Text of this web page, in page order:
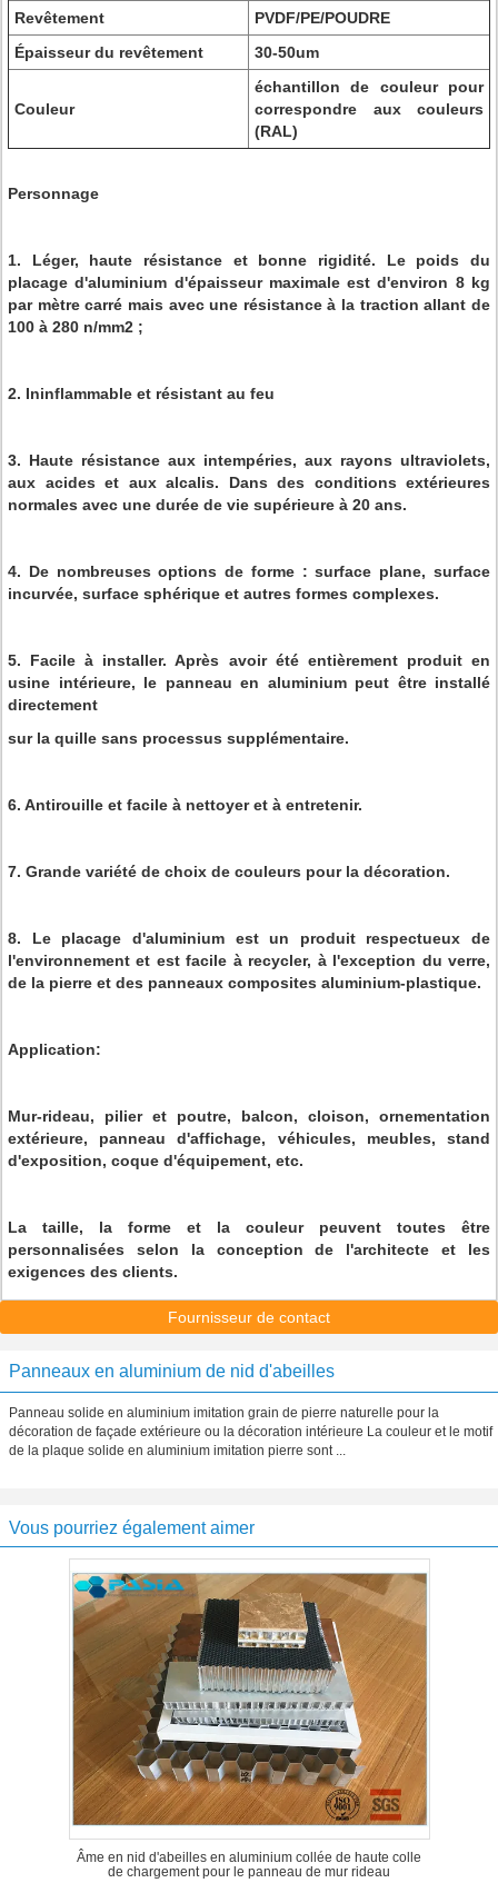
Revêtement
PVDF/PE/POUDRE
Épaisseur du revêtement
30-50um
Couleur
échantillon de couleur pour
correspondre aux couleurs
(RAL)
Personnage
1. Léger, haute résistance et bonne rigidité. Le poids du
placage d'aluminium d'épaisseur maximale est d'environ 8 kg
par mètre carré mais avec une résistance à la traction allant de
100 à 280 n/mm2 ;
2. Ininflammable et résistant au feu
3. Haute résistance aux intempéries, aux rayons ultraviolets,
aux acides et aux alcalis. Dans des conditions extérieures
normales avec une durée de vie supérieure à 20 ans.
4. De nombreuses options de forme : surface plane, surface
incurvée, surface sphérique et autres formes complexes.
5. Facile à installer. Après avoir été entièrement produit en
usine intérieure, le panneau en aluminium peut être installé
directement
sur la quille sans processus supplémentaire.
6. Antirouille et facile à nettoyer et à entretenir.
7. Grande variété de choix de couleurs pour la décoration.
8. Le placage d'aluminium est un produit respectueux de
l'environnement et est facile à recycler, à l'exception du verre,
de la pierre et des panneaux composites aluminium-plastique.
Application:
Mur-rideau, pilier et poutre, balcon, cloison, ornementation
extérieure, panneau d'affichage, véhicules, meubles, stand
d'exposition, coque d'équipement, etc.
La taille, la forme et la couleur peuvent toutes être
personnalisées selon la conception de l'architecte et les
exigences des clients.
Fournisseur de contact
Panneaux en aluminium de nid d'abeilles
Panneau solide en aluminium imitation grain de pierre naturelle pour la
décoration de façade extérieure ou la décoration intérieure La couleur et le motif
de la plaque solide en aluminium imitation pierre sont ...
Vous pourriez également aimer
Âme en nid d'abeilles en aluminium collée de haute colle
de chargement pour le panneau de mur rideau